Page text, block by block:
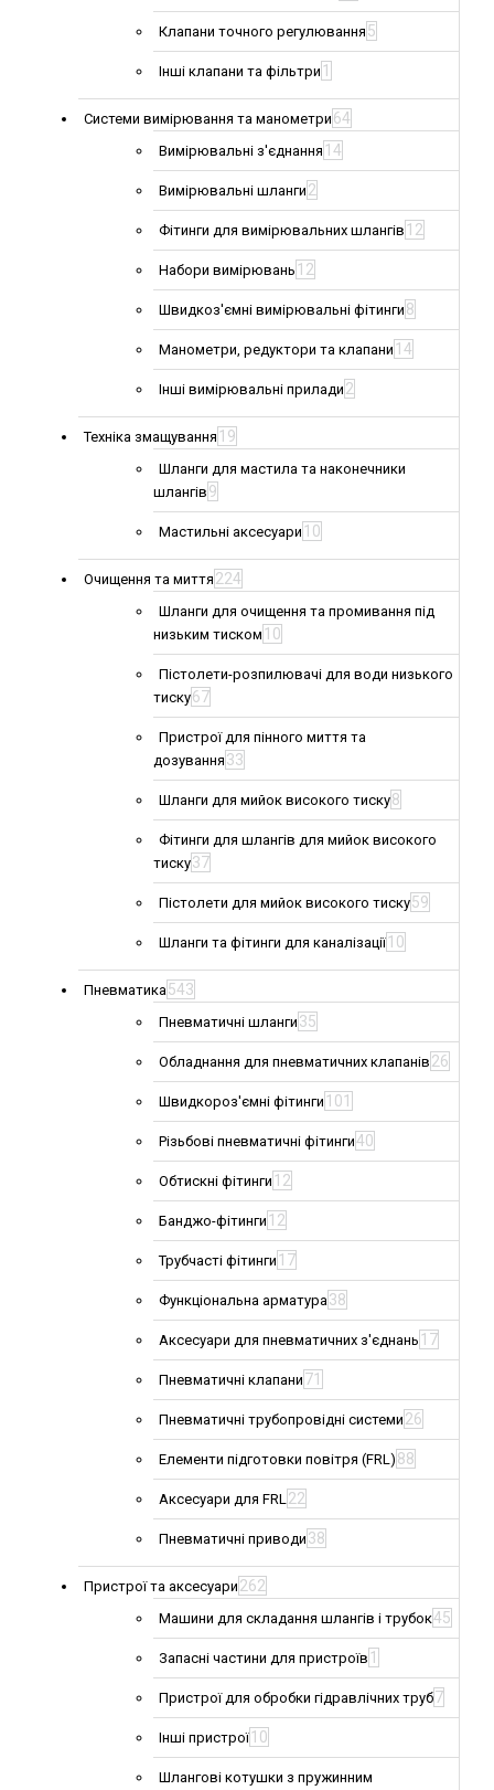
Клапани точного регулювання 5
Інші клапани та фільтри 1
Системи вимірювання та манометри 64
Вимірювальні з'єднання 14
Вимірювальні шланги 2
Фітинги для вимірювальних шлангів 12
Набори вимірювань 12
Швидкоз'ємні вимірювальні фітинги 8
Манометри, редуктори та клапани 14
Інші вимірювальні прилади 2
Техніка змащування 19
Шланги для мастила та наконечники
шлангів 9
Мастильні аксесуари 10
Очищення та миття 224
Шланги для очищення та промивання під
низьким тиском 10
Пістолети-розпилювачі для води низького
тиску67
Пристрої для пінного миття та
дозування 33
Шланги для мийок високого тиску8
Фітинги для шлангів для мийок високого
тиску37
Пістолети для мийок високого тиску59
Шланги та фітинги для каналізації 10
Пневматика543
Пневматичні шланги 35
Обладнання для пневматичних клапанів 26
Швидкороз'ємні фітинги 101
Різьбові пневматичні фітинги40
Обтискні фітинги 12
Банджо-фітинги 12
Трубчасті фітинги 17
Функціональна арматура38
Аксесуари для пневматичних з'єднань 17
Пневматичні клапани 71
Пневматичні трубопровідні системи 26
Елементи підготовки повітря (FRL) 88
Аксесуари для FRL22
Пневматичні приводи 38
Пристрої та аксесуари 262
Машини для складання шлангів і трубок45
Запасні частини для пристроїв 1
Пристрої для обробки гідравлічних труб7
Інші пристрої 10
Шлангові котушки з пружинним